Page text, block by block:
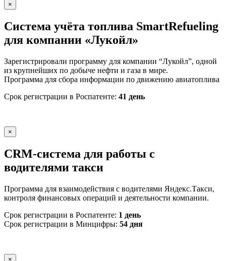
×
Система учёта топлива SmartRefueling
для компании «Лукойл»
Зарегистрировали программу для компании “Лукойл”, одной
из крупнейших по добыче нефти и газа в мире.
Программа для сбора информации по движению авиатоплива
Срок регистрации в Роспатенте: 41 день
×
CRM-система для работы с
водителями такси
Программа для взаимодействия с водителями Яндекс.Такси,
контроля финансовых операций и деятельности компании.
Срок регистрации в Роспатенте: 1 день
Срок регистрации в Минцифры: 54 дня
×